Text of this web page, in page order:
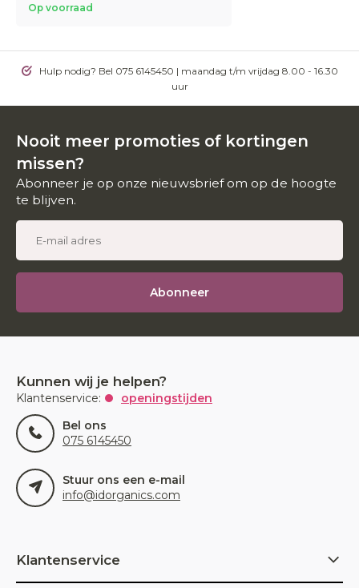
Op voorraad
Hulp nodig? Bel 075 6145450 | maandag t/m vrijdag 8.00 - 16.30
uur
Nooit meer promoties of kortingen
missen?
Abonneer je op onze nieuwsbrief om op de hoogte
te blijven.
Abonneer
Kunnen wij je helpen?
Klantenservice:
openingstijden
Bel ons
075 6145450
Stuur ons een e-mail
info@idorganics.com
Klantenservice